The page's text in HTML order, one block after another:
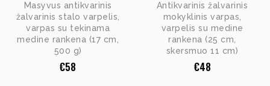
Masyvus antikvarinis
žalvarinis stalo varpelis,
varpas su tekinama
medine rankena (17 cm,
500 g)
€58
Antikvarinis žalvarinis
mokyklinis varpas,
varpelis su medine
rankena (25 cm,
skersmuo 11 cm)
€48